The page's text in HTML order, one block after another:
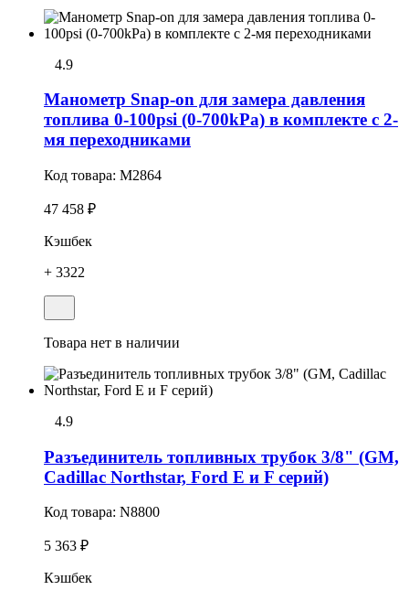
4.9
Манометр Snap-on для замера давления
топлива 0-100psi (0-700kPa) в комплекте с 2-
мя переходниками
Код товара: M2864
47 458 ₽
Кэшбек
+ 3322
Товара нет в наличии
4.9
Разъединитель топливных трубок 3/8" (GM,
Cadillac Northstar, Ford E и F серий)
Код товара: N8800
5 363 ₽
Кэшбек